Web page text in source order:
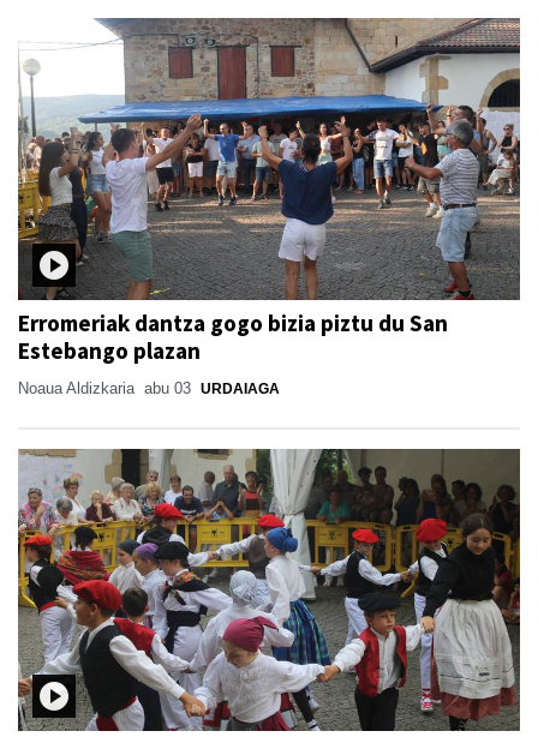
Erromeriak dantza gogo bizia piztu du San
Estebango plazan
Noaua Aldizkaria abu 03 URDAIAGA